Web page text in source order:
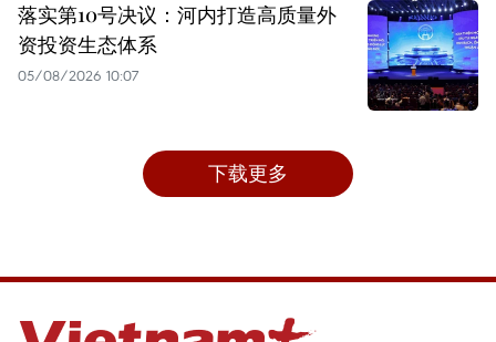
落实第10号决议：河内打造高质量外
资投资生态体系
05/08/2026 10:07
下载更多